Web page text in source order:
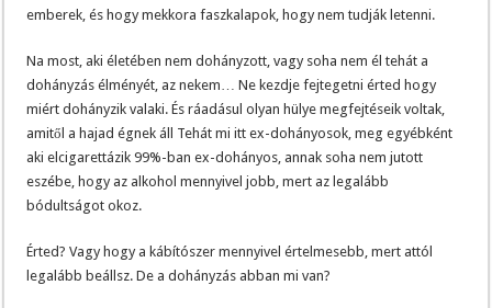
emberek, és hogy mekkora faszkalapok, hogy nem tudják letenni.
Na most, aki életében nem dohányzott, vagy soha nem él tehát a
dohányzás élményét, az nekem… Ne kezdje fejtegetni érted hogy
miért dohányzik valaki. És ráadásul olyan hülye megfejtéseik voltak,
amitől a hajad égnek áll Tehát mi itt ex-dohányosok, meg egyébként
aki elcigarettázik 99%-ban ex-dohányos, annak soha nem jutott
eszébe, hogy az alkohol mennyivel jobb, mert az legalább
bódultságot okoz.
Érted? Vagy hogy a kábítószer mennyivel értelmesebb, mert attól
legalább beállsz. De a dohányzás abban mi van?